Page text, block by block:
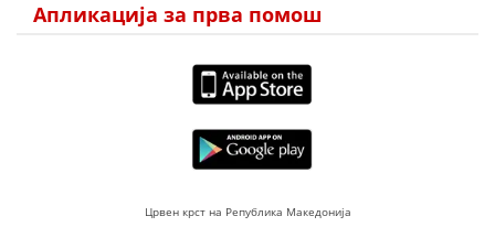
Апликација за прва помош
Црвен крст на Република Македонија